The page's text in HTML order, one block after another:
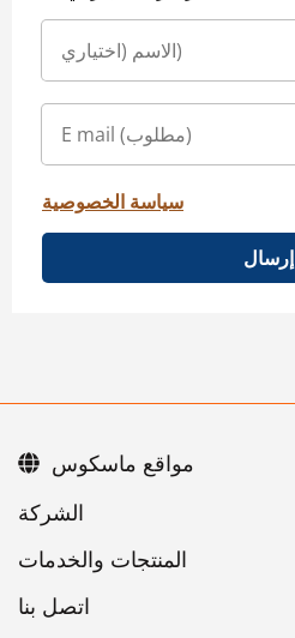
سياسة الخصوصية
إرسال
اتصل بنا
مواقع ماسكوس